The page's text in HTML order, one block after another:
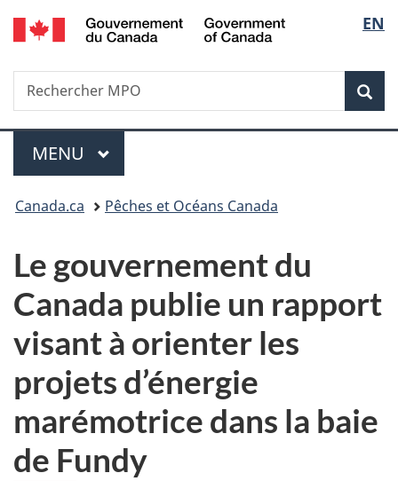
Passer
au
Passer
à
du
Passer
à
simplifiée
de
la
EN
Recherche
Rechercher
MPO
Menu
MENU PRINCIPAL
Vous
ici :
Canada.ca Pêches et Océans Canada
Le gouvernement du
Canada publie un rapport
visant à orienter les
projets d’énergie
marémotrice dans la baie
de Fundy